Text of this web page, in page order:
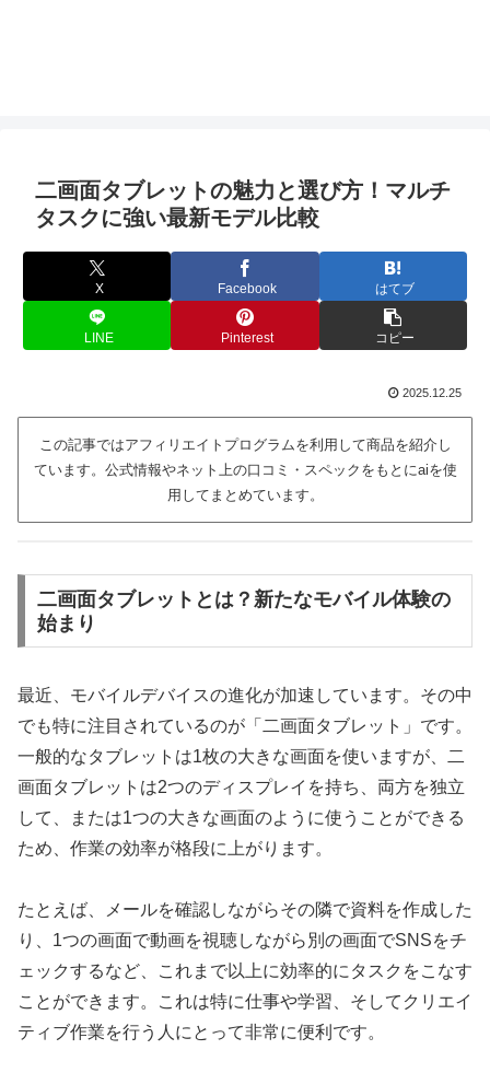
二画面タブレットの魅力と選び方！マルチ
タスクに強い最新モデル比較
X Facebook はてブ
LINE Pinterest コピー
2025.12.25
この記事ではアフィリエイトプログラムを利用して商品を紹介し
ています。公式情報やネット上の口コミ・スペックをもとにaiを使
用してまとめています。
二画面タブレットとは？新たなモバイル体験の
始まり
最近、モバイルデバイスの進化が加速しています。その中
でも特に注目されているのが「二画面タブレット」です。
一般的なタブレットは1枚の大きな画面を使いますが、二
画面タブレットは2つのディスプレイを持ち、両方を独立
して、または1つの大きな画面のように使うことができる
ため、作業の効率が格段に上がります。
たとえば、メールを確認しながらその隣で資料を作成した
り、1つの画面で動画を視聴しながら別の画面でSNSをチ
ェックするなど、これまで以上に効率的にタスクをこなす
ことができます。これは特に仕事や学習、そしてクリエイ
ティブ作業を行う人にとって非常に便利です。